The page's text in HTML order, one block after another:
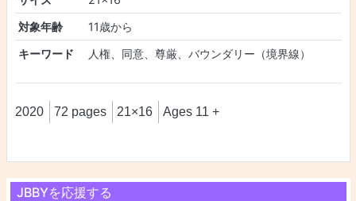
JBBYを応援する
対象年齢
11歳から
キーワード
人権、同意、尊厳、バウンダリー（境界線）
2020 72 pages 21×16 Ages 11 +